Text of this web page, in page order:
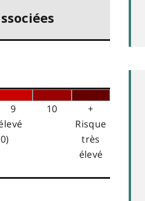
9 10
+
Risque
très
élevé